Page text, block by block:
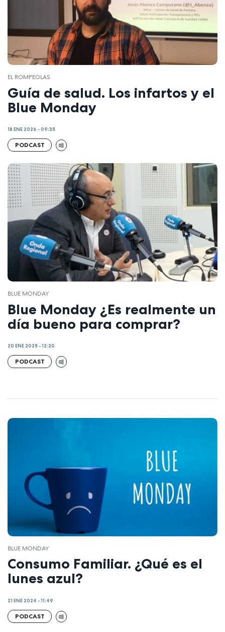
EL ROMPEOLAS
Guía de salud. Los infartos y el
Blue Monday
18 ENE 2026 - 09:35
PODCAST
BLUE MONDAY
Blue Monday ¿Es realmente un
día bueno para comprar?
20 ENE 2025 - 12:20
PODCAST
BLUE MONDAY
Consumo Familiar. ¿Qué es el
lunes azul?
21 ENE 2024 - 11:49
PODCAST